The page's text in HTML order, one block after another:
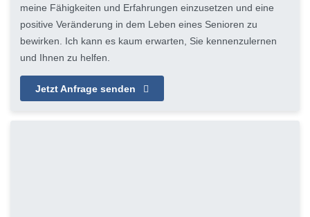
meine Fähigkeiten und Erfahrungen einzusetzen und eine
positive Veränderung in dem Leben eines Senioren zu
bewirken. Ich kann es kaum erwarten, Sie kennenzulernen
und Ihnen zu helfen.
Jetzt Anfrage senden